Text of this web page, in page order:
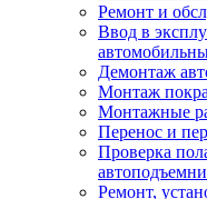
Ремонт и
Ввод в
Демонтаж
Монтаж
Монтажные
Перенос и
Проверка
Ремонт,